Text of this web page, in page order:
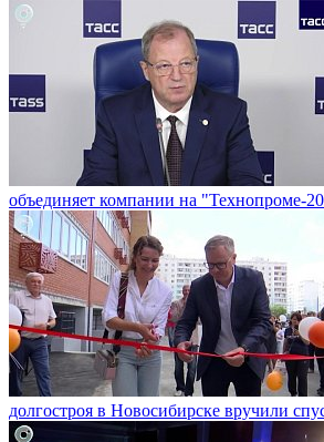
объединяет компании на "Технопроме-
долгостроя в Новосибирске вручили